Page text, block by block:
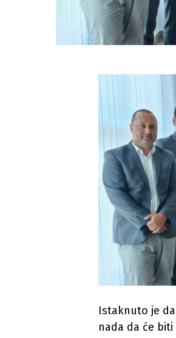
Istaknuto je da
nada da će biti